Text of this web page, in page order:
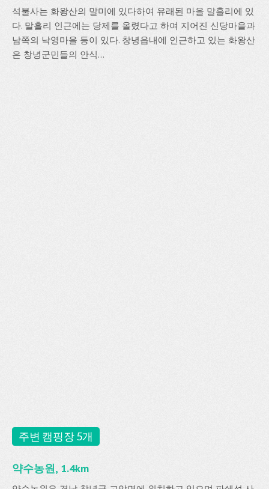
석불사는 화왕산의 말미에 있다하여 유래된 마을 말흘리에 있
다. 말흘리 인근에는 당제를 올렸다고 하여 지어진 신당마을과
남쪽의 낙영마을 등이 있다. 창녕읍내에 인근하고 있는 화왕산
은 창녕군민들의 안식...
주변 캠핑장 5개
약수농원, 1.4km